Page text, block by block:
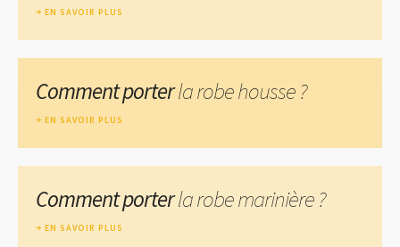
EN SAVOIR PLUS
Comment porterla robe housse ?
EN SAVOIR PLUS
Comment porterla robe marinière ?
EN SAVOIR PLUS